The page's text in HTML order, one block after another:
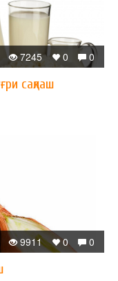
0
0
7245
сақлаш
0
0
9911